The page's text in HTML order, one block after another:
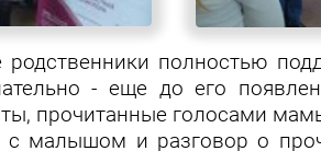
полностью
- еще до его
прочитанные голосами
с малышом и разговор о